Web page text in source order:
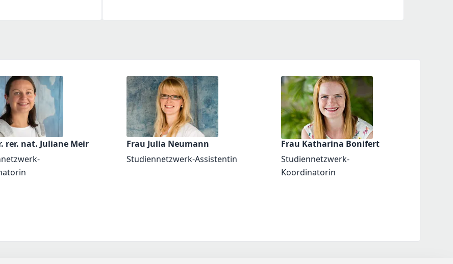
rer. nat. Juliane Meir
Frau Julia Neumann
Studiennetzwerk-Assistentin
Frau Katharina Bonifert
Studiennetzwerk-
Koordinatorin